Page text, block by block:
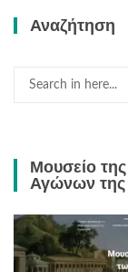
Αναζήτηση
Μουσείο
Αγώνων της